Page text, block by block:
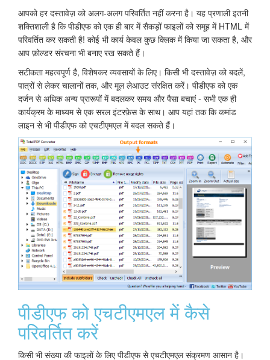
आपको हर दस्तावेज़ को अलग-अलग परिवर्तित नहीं करना है। यह प्रणाली इतनी
शक्तिशाली है कि पीडीएफ को एक ही बार में सैकड़ों फाइलों को समूह में HTML में
परिवर्तित कर सकती है! कोई भी कार्य केवल कुछ क्लिक में किया जा सकता है, और
आप फ़ोल्डर संरचना भी बनाए रख सकते हैं।
सटीकता महत्वपूर्ण है, विशेषकर व्यवसायों के लिए। किसी भी दस्तावेज़ को बदलें,
पात्रों से लेकर चालानों तक, और मूल लेआउट संरक्षित करें। पीडीएफ को एक
दर्जन से अधिक अन्य प्रारूपों में बदलकर समय और पैसा बचाएं - सभी एक ही
कार्यक्रम के माध्यम से एक सरल इंटरफ़ेस के साथ। आप यहां तक ​​कि कमांड
लाइन से भी पीडीएफ को एचटीएमएल में बदल सकते हैं।
पीडीएफ को एचटीएमएल में कैसे
परिवर्तित करें
किसी भी संख्या की फाइलों के लिए पीडीएफ से एचटीएमएल संक्रमण आसान है।